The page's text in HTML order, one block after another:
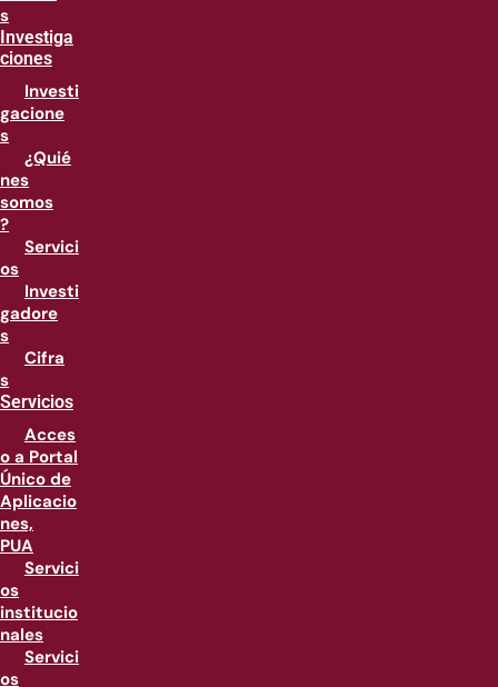
s
Investiga
ciones
Investi
gacione
s
¿Quié
nes
somos
?
Servici
os
Investi
gadore
s
Cifra
s
Servicios
Acces
o a Portal
Único de
Aplicacio
nes,
PUA
Servici
os
institucio
nales
Servici
os